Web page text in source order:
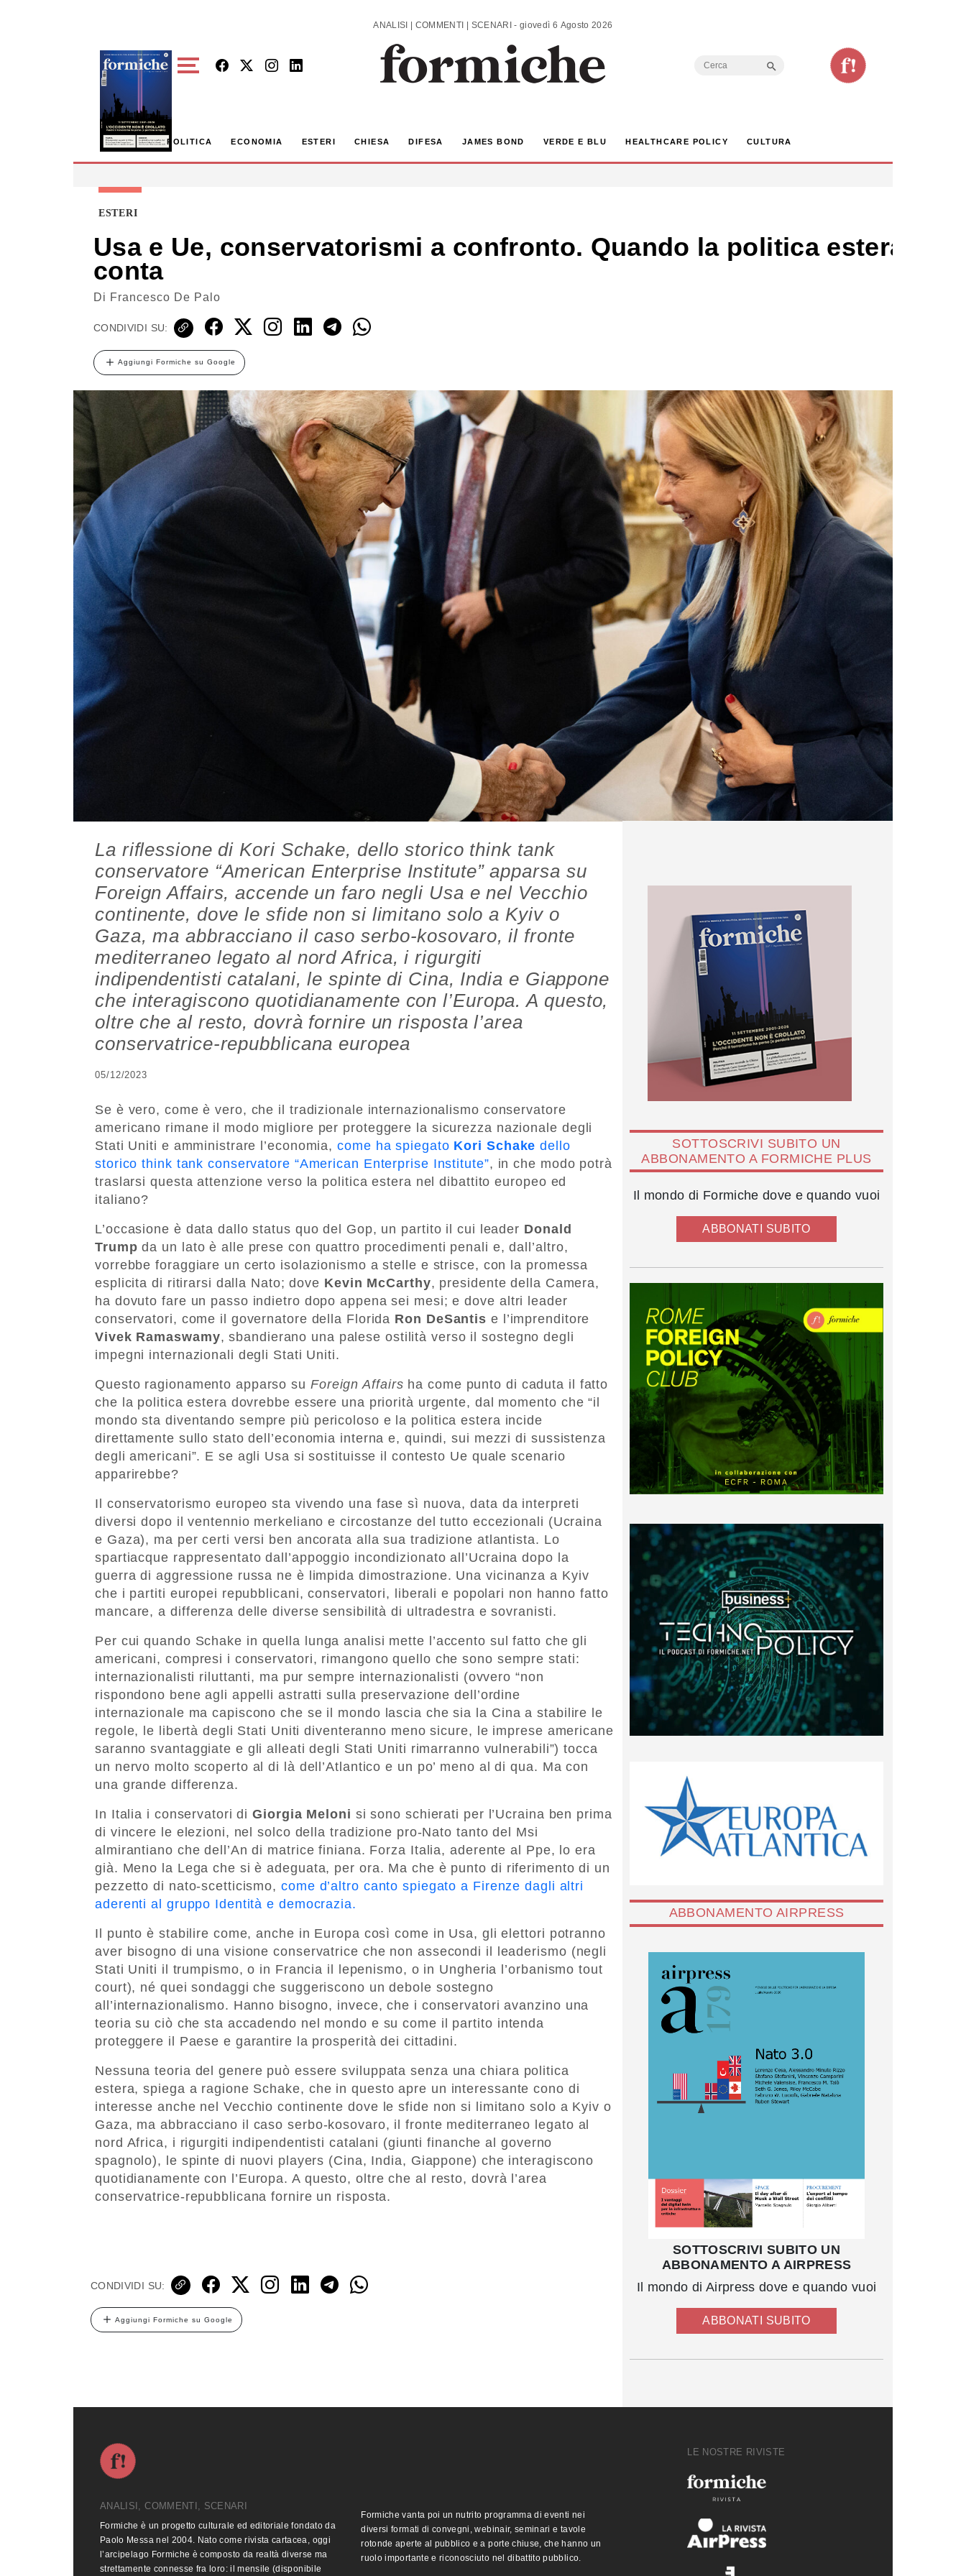
ANALISI | COMMENTI | SCENARI - giovedì 6 Agosto 2026
Search
POLITICA ECONOMIA ESTERI CHIESA DIFESA JAMES BOND VERDE E BLU HEALTHCARE POLICY CULTURA
ESTERI
Usa e Ue, conservatorismi a confronto. Quando la politica estera
conta
Di Francesco De Palo
CONDIVIDI SU:
Aggiungi Formiche su Google
La riflessione di Kori Schake, dello storico think tank
conservatore “American Enterprise Institute” apparsa su
Foreign Affairs, accende un faro negli Usa e nel Vecchio
continente, dove le sfide non si limitano solo a Kyiv o
Gaza, ma abbracciano il caso serbo-kosovaro, il fronte
mediterraneo legato al nord Africa, i rigurgiti
indipendentisti catalani, le spinte di Cina, India e Giappone
che interagiscono quotidianamente con l’Europa. A questo,
oltre che al resto, dovrà fornire un risposta l’area
conservatrice-repubblicana europea
05/12/2023
Se è vero, come è vero, che il tradizionale internazionalismo conservatore
americano rimane il modo migliore per proteggere la sicurezza nazionale degli
Stati Uniti e amministrare l’economia,come ha spiegato Kori Schake dello
storico think tank conservatore “American Enterprise Institute”, in che modo potrà
traslarsi questa attenzione verso la politica estera nel dibattito europeo ed
italiano?
L’occasione è data dallo status quo del Gop, un partito il cui leader Donald
Trump da un lato è alle prese con quattro procedimenti penali e, dall’altro,
vorrebbe foraggiare un certo isolazionismo a stelle e strisce, con la promessa
esplicita di ritirarsi dalla Nato; dove Kevin McCarthy, presidente della Camera,
ha dovuto fare un passo indietro dopo appena sei mesi; e dove altri leader
conservatori, come il governatore della Florida Ron DeSantis e l’imprenditore
Vivek Ramaswamy, sbandierano una palese ostilità verso il sostegno degli
impegni internazionali degli Stati Uniti.
Questo ragionamento apparso su Foreign Affairs ha come punto di caduta il fatto
che la politica estera dovrebbe essere una priorità urgente, dal momento che “il
mondo sta diventando sempre più pericoloso e la politica estera incide
direttamente sullo stato dell’economia interna e, quindi, sui mezzi di sussistenza
degli americani”. E se agli Usa si sostituisse il contesto Ue quale scenario
apparirebbe?
Il conservatorismo europeo sta vivendo una fase sì nuova, data da interpreti
diversi dopo il ventennio merkeliano e circostanze del tutto eccezionali (Ucraina
e Gaza), ma per certi versi ben ancorata alla sua tradizione atlantista. Lo
spartiacque rappresentato dall’appoggio incondizionato all’Ucraina dopo la
guerra di aggressione russa ne è limpida dimostrazione. Una vicinanza a Kyiv
che i partiti europei repubblicani, conservatori, liberali e popolari non hanno fatto
mancare, a differenza delle diverse sensibilità di ultradestra e sovranisti.
Per cui quando Schake in quella lunga analisi mette l’accento sul fatto che gli
americani, compresi i conservatori, rimangono quello che sono sempre stati:
internazionalisti riluttanti, ma pur sempre internazionalisti (ovvero “non
rispondono bene agli appelli astratti sulla preservazione dell’ordine
internazionale ma capiscono che se il mondo lascia che sia la Cina a stabilire le
regole, le libertà degli Stati Uniti diventeranno meno sicure, le imprese americane
saranno svantaggiate e gli alleati degli Stati Uniti rimarranno vulnerabili”) tocca
un nervo molto scoperto al di là dell’Atlantico e un po’ meno al di qua. Ma con
una grande differenza.
In Italia i conservatori diGiorgia Meloni si sono schierati per l’Ucraina ben prima
di vincere le elezioni, nel solco della tradizione pro-Nato tanto del Msi
almirantiano che dell’An di matrice finiana. Forza Italia, aderente al Ppe, lo era
già. Meno la Lega che si è adeguata, per ora. Ma che è punto di riferimento di un
pezzetto di nato-scetticismo, come d’altro canto spiegato a Firenze dagli altri
aderenti al gruppo Identità e democrazia.
Il punto è stabilire come, anche in Europa così come in Usa, gli elettori potranno
aver bisogno di una visione conservatrice che non assecondi il leaderismo (negli
Stati Uniti il trumpismo, o in Francia il lepenismo, o in Ungheria l’orbanismo tout
court), né quei sondaggi che suggeriscono un debole sostegno
all’internazionalismo. Hanno bisogno, invece, che i conservatori avanzino una
teoria su ciò che sta accadendo nel mondo e su come il partito intenda
proteggere il Paese e garantire la prosperità dei cittadini.
Nessuna teoria del genere può essere sviluppata senza una chiara politica
estera, spiega a ragione Schake, che in questo apre un interessante cono di
interesse anche nel Vecchio continente dove le sfide non si limitano solo a Kyiv o
Gaza, ma abbracciano il caso serbo-kosovaro, il fronte mediterraneo legato al
nord Africa, i rigurgiti indipendentisti catalani (giunti finanche al governo
spagnolo), le spinte di nuovi players (Cina, India, Giappone) che interagiscono
quotidianamente con l’Europa. A questo, oltre che al resto, dovrà l’area
conservatrice-repubblicana fornire un risposta.
CONDIVIDI SU:
Aggiungi Formiche su Google
SOTTOSCRIVI SUBITO UN
ABBONAMENTO A FORMICHE PLUS
Il mondo di Formiche dove e quando vuoi
ABBONATI SUBITO
ABBONAMENTO AIRPRESS
SOTTOSCRIVI SUBITO UN
ABBONAMENTO A AIRPRESS
Il mondo di Airpress dove e quando vuoi
ABBONATI SUBITO
ANALISI, COMMENTI, SCENARI
Formiche è un progetto culturale ed editoriale fondato da
Paolo Messa nel 2004. Nato come rivista cartacea, oggi
l’arcipelago Formiche è composto da realtà diverse ma
strettamente connesse fra loro: il mensile (disponibile
Formiche vanta poi un nutrito programma di eventi nei
diversi formati di convegni, webinair, seminari e tavole
rotonde aperte al pubblico e a porte chiuse, che hanno un
ruolo importante e riconosciuto nel dibattito pubblico.
LE NOSTRE RIVISTE